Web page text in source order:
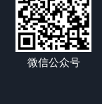
微信公众号